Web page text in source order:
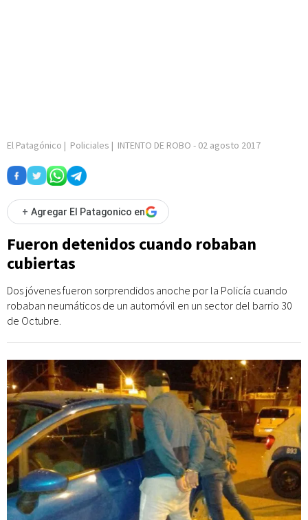
El Patagónico | Policiales | INTENTO DE ROBO - 02 agosto 2017
+ Agregar El Patagonico en
Fueron detenidos cuando robaban
cubiertas
Dos jóvenes fueron sorprendidos anoche por la Policía cuando
robaban neumáticos de un automóvil en un sector del barrio 30
de Octubre.